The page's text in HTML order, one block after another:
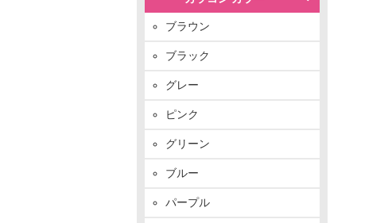
ブラウン
ブラック
グレー
ピンク
グリーン
ブルー
パープル